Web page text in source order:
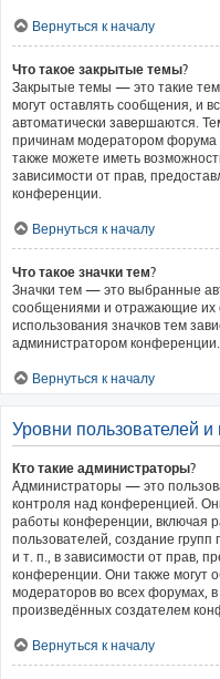
Вернуться к началу
Что такое закрытые темы?
Закрытые темы — это такие
могут оставлять сообщения, и
автоматически завершаются.
причинам модератором
также можете иметь
зависимости от прав,
конференции.
Вернуться к началу
Что такое значки тем?
Значки тем — это выбранные
сообщениями и отражающие их
использования значков тем
администратором конференции.
Вернуться к началу
Уровни пользователей и
Кто такие администраторы?
Администраторы — это
контроля над конференцией.
работы конференции, включая
пользователей, создание
и т. п., в зависимости от прав,
конференции. Они также могут
модераторов во всех форумах,
произведённых создателем
Вернуться к началу